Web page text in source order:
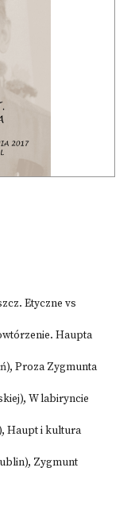
Etyczne vs
Haupta
Proza Zygmunta
W labiryncie
Haupt i kultura
Zygmunt